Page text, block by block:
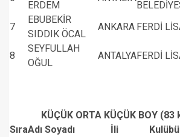
ERDEM
7
EBUBEKİR
SIDDIK ÖCAL
ANKARA FERDİ
8
SEYFULLAH
OĞUL
ANTALYAFERDİ
KÜÇÜK ORTA KÜÇÜK BOY (83
SıraAdı Soyadı İli Kulübü